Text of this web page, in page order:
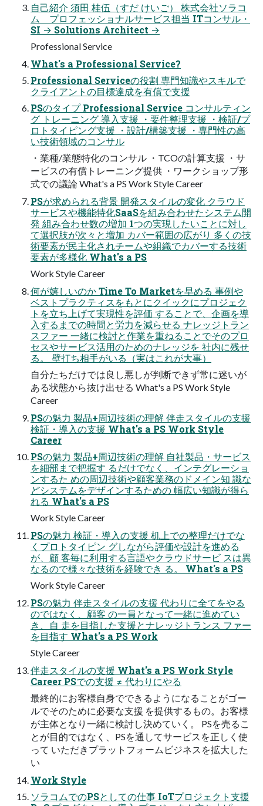
自己紹介 須田 桂伍（すだ けいご） 株式会社ソラコ
ム プロフェッショナルサービス担当 ITコンサル・
SI → Solutions Architect →
Professional Service
What's a Professional Service?
Professional Serviceの役割 専門知識やスキルで
クライアントの目標達成を有償で支援
PSのタイプ Professional Service コンサルティン
グ トレーニング 導入支援 ・要件整理支援 ・検証/プ
ロトタイピング支援 ・設計/構築支援 ・専門性の高
い技術領域のコンサル
・業種/業態特化のコンサル ・TCOの計算支援 ・サ
ービスの有償トレーニング提供 ・ワークショップ形
式での議論 What's a PS Work Style Career
PSが求められる背景 開発スタイルの変化 クラウド
サービスや機能特化SaaSを組み合わせたシステム開
発 組み合わせ数の増加 1つの実現したいことに対し
て選択肢が次々と増加 カバー範囲の広がり 多くの技
術要素が民主化されチームや組織でカバーする技術
要素が多様化 What's a PS
Work Style Career
何が嬉しいのか Time To Marketを早める 事例や
ベストプラクティスをもとにクイックにプロジェク
トを立ち上げて実現性を評価 することで、企画を導
入するまでの時間と労力を減らせる ナレッジトラン
スファー 一緒に検討と作業を重ねることでそのプロ
セスやサービス活用のためのナレッジを 社内に残せ
る。 壁打ち相手がいる（実はこれが大事）
自分たちだけでは良し悪しが判断できず常に迷いが
ある状態から抜け出せる What's a PS Work Style
Career
PSの魅力 製品+周辺技術の理解 伴走スタイルの支援
検証・導入の支援 What's a PS Work Style
Career
PSの魅力 製品+周辺技術の理解 自社製品・サービス
を細部まで把握す るだけでなく、インテグレーショ
ンするた めの周辺技術や顧客業務のドメイン知 識な
どシステムをデザインするための 幅広い知識が得ら
れる What's a PS
Work Style Career
PSの魅力 検証・導入の支援 机上での整理だけでな
くプロトタイピン グしながら評価や設計を進める
が、顧 客毎に利用する言語やクラウドサービ スは異
なるので様々な技術を経験でき る。 What's a PS
Work Style Career
PSの魅力 伴走スタイルの支援 代わりに全てをやる
のではなく、顧客 の一員となって一緒に進めてい
き、自 走を目指した支援とナレッジトランス ファー
を目指す What's a PS Work
Style Career
伴走スタイルの支援 What's a PS Work Style
Career PSでの支援 ≠ 代わりにやる
最終的にお客様自身でできるようになることがゴー
ルでそのために必要な支援 を提供するもの。お客様
が主体となり一緒に検討し決めていく。 PSを売るこ
とが目的ではなく、PSを通してサービスを正しく使
って いただきプラットフォームビジネスを拡大した
い
Work Style
ソラコムでのPSとしての仕事 IoTプロジェクト支援